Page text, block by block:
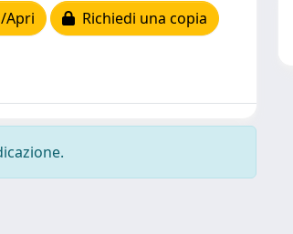
Apri Richiedi una copia